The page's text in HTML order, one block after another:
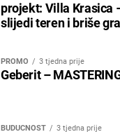
projekt: Villa Krasica
slijedi teren i briše
PROMO 3 tjedna prije
Geberit –
BUDUĆNOST 3 tjedna prije